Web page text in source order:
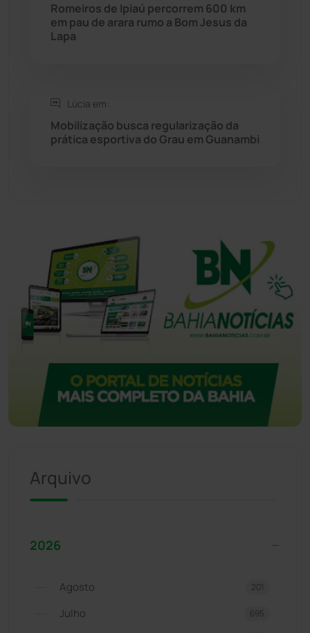
Tanhaçu
Romeiros de Ipiaú percorrem 600 km
em pau de arara rumo a Bom Jesus da
Lapa
Lúcia em:
Mobilização busca regularização da
prática esportiva do Grau em Guanambi
Arquivo
2026
Agosto 201
Julho 695